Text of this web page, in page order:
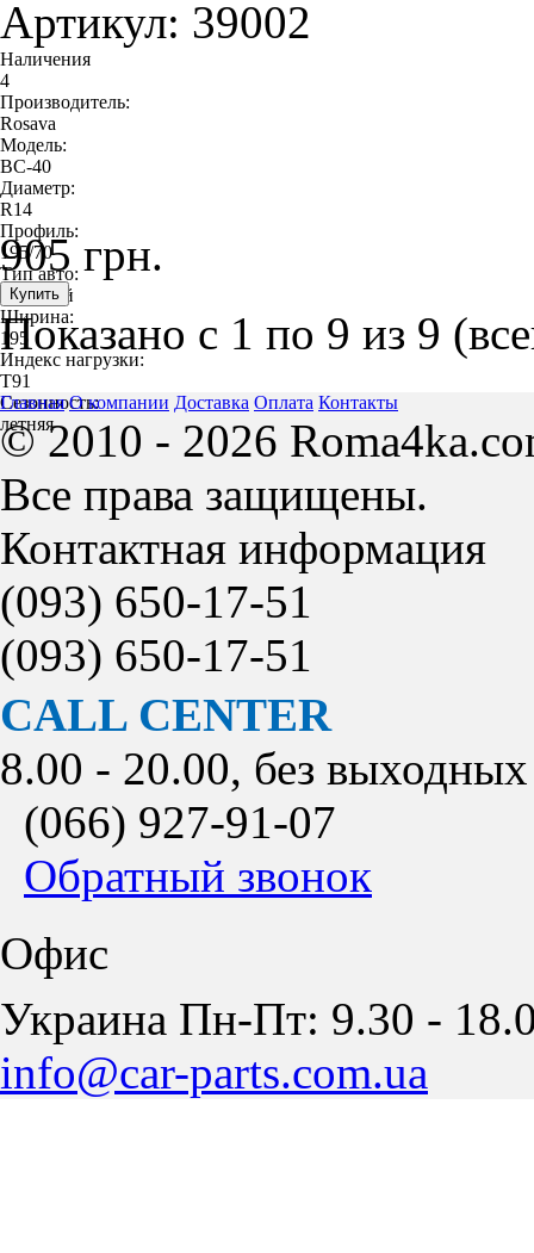
Артикул: 39002
Наличения
4
Производитель:
Rosava
Модель:
BC-40
Диаметр:
R14
Профиль:
195/70
Тип авто:
легковой
Ширина:
195
Индекс нагрузки:
T91
Сезонность:
летняя
905 грн.
Показано с 1 по 9 из 9
Главная О компании Доставка Оплата Контакты
© 2010 - 2026
Все права защищены.
Контактная информация
(093) 650-17-51
(093) 650-17-51
CALL CENTER
8.00 - 20.00, без выходных
(066) 927-91-07
Обратный звонок
Офис
Украина Пн-Пт: 9.30 -
info@car-parts.com.ua